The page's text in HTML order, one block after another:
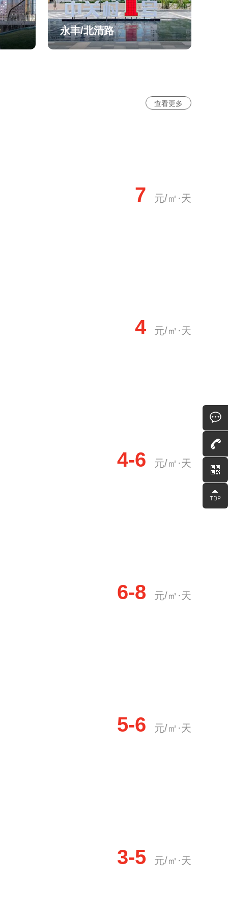
永丰/北清路
查看更多
7 元/㎡·天
4 元/㎡·天
4-6 元/㎡·天
6-8 元/㎡·天
5-6 元/㎡·天
3-5 元/㎡·天